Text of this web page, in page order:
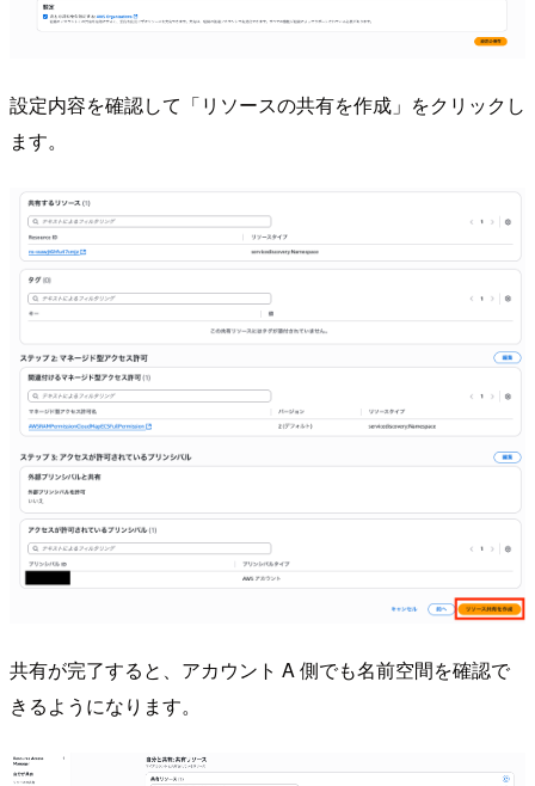
設定内容を確認して「リソースの共有を作成」をクリックし
ます。
共有が完了すると、アカウント A 側でも名前空間を確認で
きるようになります。